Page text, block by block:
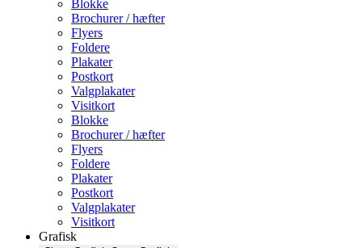
Blokke
Brochurer / hæfter
Flyers
Foldere
Plakater
Postkort
Valgplakater
Visitkort
Blokke
Brochurer / hæfter
Flyers
Foldere
Plakater
Postkort
Valgplakater
Visitkort
Grafisk